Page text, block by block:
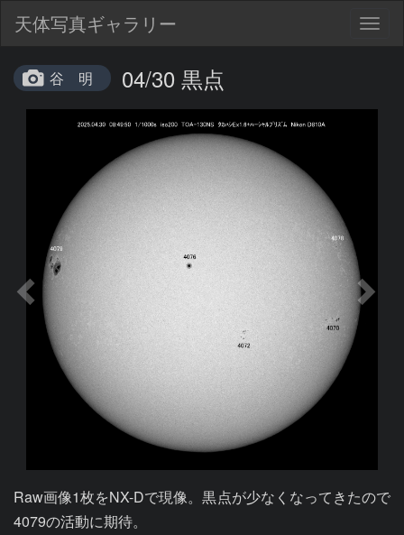
天体写真ギャラリー
谷 明 04/30 黒点
Raw画像1枚をNX-Dで現像。黒点が少なくなってきたので
4079の活動に期待。